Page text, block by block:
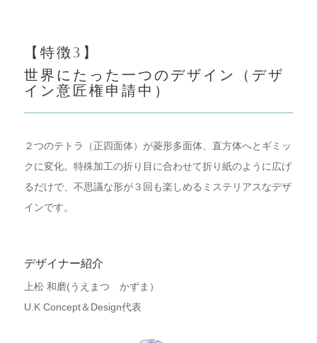
【特徴3】
世界にたった一つのデザイン（デザ
イン意匠権申請中）
２つのテトラ（正四面体）が菱形多面体、直方体へとギミッ
クに変化。特殊加工の折り目に合わせて折り紙のように広げ
るだけで、不思議な形が３回も楽しめるミステリアスなデザ
インです。
デザイナー紹介
上松 和磨(うえまつ かずま）
U.K Concept＆Design代表